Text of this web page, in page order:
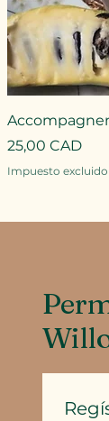
Precio
25,00 CAD
Impuesto excluido